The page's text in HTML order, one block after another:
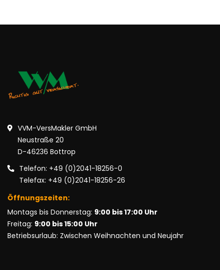
VVM-VersMakler GmbH
Neustraße 20
D-46236 Bottrop
Telefon: +49 (0)2041-18256-0
Telefax: +49 (0)2041-18256-26
Öffnungszeiten:
Montags bis Donnerstag: 9:00 bis 17:00 Uhr
Freitag: 9:00 bis 15:00 Uhr
Betriebsurlaub: Zwischen Weihnachten und Neujahr